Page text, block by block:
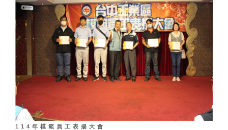
114年模範員工表揚大會